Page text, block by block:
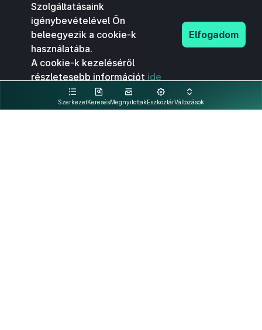
SzerkezetKeresésMegnyitottakEszköztárVáltozások
Szolgáltatásaink
igénybevételével Ön
beleegyezik a cookie-k
használatába.
A cookie-k kezeléséről
részletesebb információt ide
kattintva olvashat.
Elfogadom